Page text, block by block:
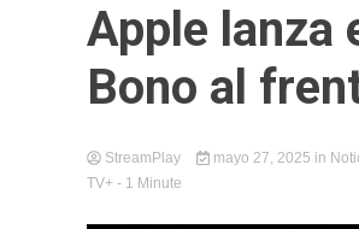
Apple lanza
Bono al
StreamPlay mayo 27, 2025 in
TV+ - 1 Minute